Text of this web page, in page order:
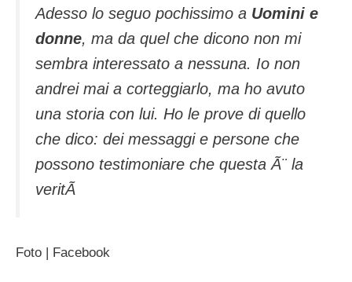
Adesso lo seguo pochissimo a Uomini e
donne, ma da quel che dicono non mi
sembra interessato a nessuna. Io non
andrei mai a corteggiarlo, ma ho avuto
una storia con lui. Ho le prove di quello
che dico: dei messaggi e persone che
possono testimoniare che questa Ã¨ la
veritÃ
Foto | Facebook